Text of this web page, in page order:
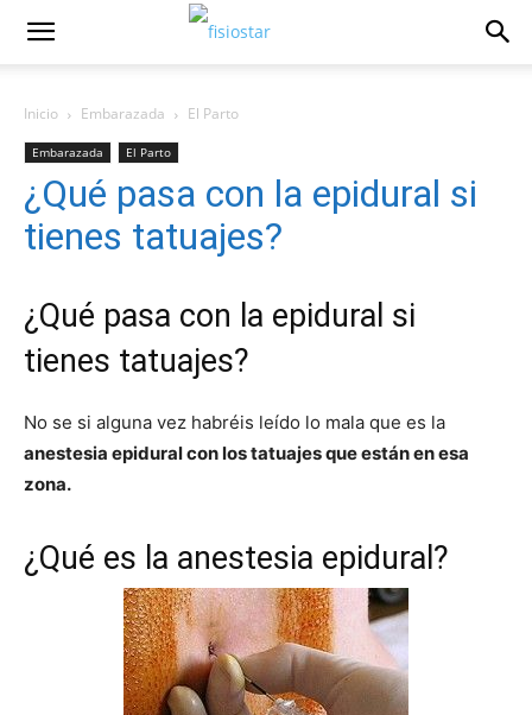
Inicio Embarazada El Parto
Embarazada El Parto
¿Qué pasa con la epidural si
tienes tatuajes?
¿Qué pasa con la epidural si
tienes tatuajes?
No se si alguna vez habréis leído lo mala que es la
anestesia epidural con los tatuajes que están en esa
zona.
¿Qué es la anestesia epidural?